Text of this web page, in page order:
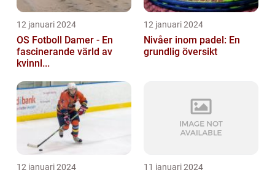
12 januari 2024
OS Fotboll Damer - En
fascinerande värld av
kvinnl...
12 januari 2024
Nivåer inom padel: En
grundlig översikt
12 januari 2024 11 januari 2024